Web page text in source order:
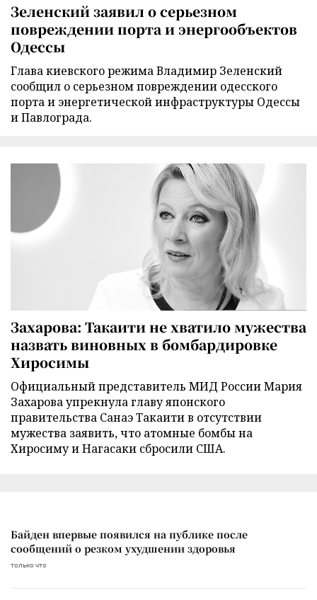
Зеленский заявил о серьезном
повреждении порта и энергообъектов
Одессы
Глава киевского режима Владимир Зеленский
сообщил о серьезном повреждении одесского
порта и энергетической инфраструктуры Одессы
и Павлограда.
Захарова: Такаити не хватило мужества
назвать виновных в бомбардировке
Хиросимы
Официальный представитель МИД России Мария
Захарова упрекнула главу японского
правительства Санаэ Такаити в отсутствии
мужества заявить, что атомные бомбы на
Хиросиму и Нагасаки сбросили США.
Байден впервые появился на публике после
сообщений о резком ухудшении здоровья
только что